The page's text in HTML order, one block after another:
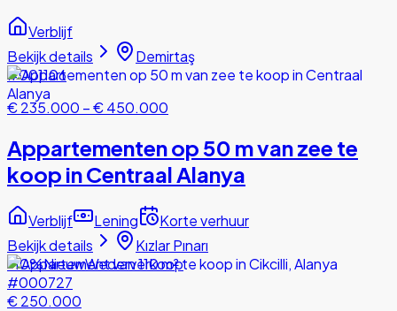
Verblijf
Bekijk details
Demirtaş
#001106
€ 235.000 –€ 450.000
Appartementen op 50 m van zee te
koop in Centraal Alanya
Verblijf Lening
Korte verhuur
Bekijk details
Kızlar Pınarı
-10%NieuwWederverkoop
#000727
€ 250.000